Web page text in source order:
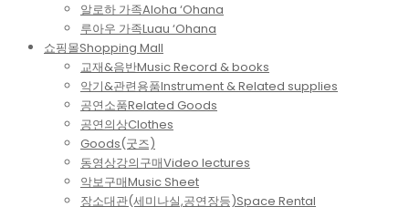
알로하 가족Aloha ‘Ohana
루아우 가족Luau ‘Ohana
쇼핑몰Shopping Mall
교재&음반Music Record & books
악기&관련용품Instrument & Related supplies
공연소품Related Goods
공연의상Clothes
Goods(굿즈)
동영상강의구매Video lectures
악보구매Music Sheet
장소대관(세미나실,공연장등)Space Rental